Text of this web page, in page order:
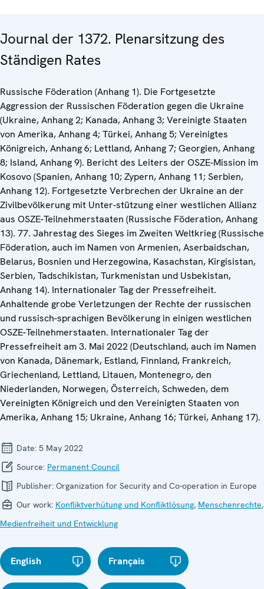
Journal der 1372. Plenarsitzung des
Ständigen Rates
Russische Föderation (Anhang 1). Die Fortgesetzte
Aggression der Russischen Föderation gegen die Ukraine
(Ukraine, Anhang 2; Kanada, Anhang 3; Vereinigte Staaten
von Amerika, Anhang 4; Türkei, Anhang 5; Vereinigtes
Königreich, Anhang 6; Lettland, Anhang 7; Georgien, Anhang
8; Island, Anhang 9). Bericht des Leiters der OSZE-Mission im
Kosovo (Spanien, Anhang 10; Zypern, Anhang 11; Serbien,
Anhang 12). Fortgesetzte Verbrechen der Ukraine an der
Zivilbevölkerung mit Unter-stützung einer westlichen Allianz
aus OSZE-Teilnehmerstaaten (Russische Föderation, Anhang
13). 77. Jahrestag des Sieges im Zweiten Weltkrieg (Russische
Föderation, auch im Namen von Armenien, Aserbaidschan,
Belarus, Bosnien und Herzegowina, Kasachstan, Kirgisistan,
Serbien, Tadschikistan, Turkmenistan und Usbekistan,
Anhang 14). Internationaler Tag der Pressefreiheit.
Anhaltende grobe Verletzungen der Rechte der russischen
und russisch-sprachigen Bevölkerung in einigen westlichen
OSZE-Teilnehmerstaaten. Internationaler Tag der
Pressefreiheit am 3. Mai 2022 (Deutschland, auch im Namen
von Kanada, Dänemark, Estland, Finnland, Frankreich,
Griechenland, Lettland, Litauen, Montenegro, den
Niederlanden, Norwegen, Österreich, Schweden, dem
Vereinigten Königreich und den Vereinigten Staaten von
Amerika, Anhang 15; Ukraine, Anhang 16; Türkei, Anhang 17).
Date: 5 May 2022
Source: Permanent Council
Publisher: Organization for Security and Co-operation in Europe
Our work: Konfliktverhütung und Konfliktlösung, Menschenrechte,
Medienfreiheit und Entwicklung
English Français